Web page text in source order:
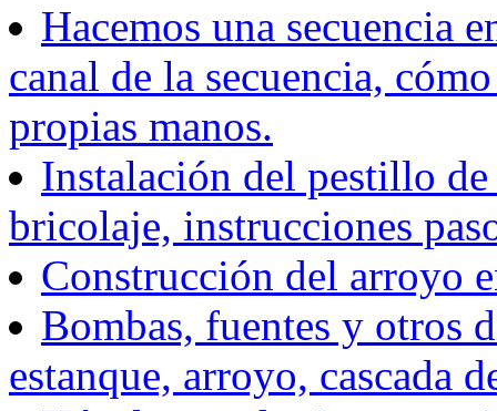
Hacemos una secuencia
canal de la secuencia,
propias manos.
Instalación del pestillo
bricolaje, instrucciones
Construcción del arroyo
Bombas, fuentes y otros
estanque, arroyo, cascada